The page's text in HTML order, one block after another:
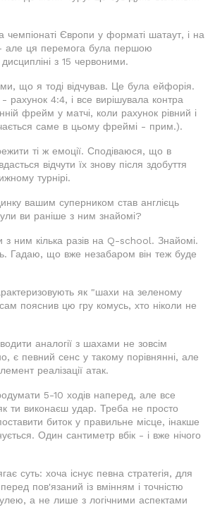
Європи у форматі шатаут, і на
але ця перемога була першою
з 15 червоними.
що я тоді відчував. Це була ейфорія.
рахунок 4:4, і все вирішувала контра
фрейм у матчі, коли рахунок рівний і
саме в цьому фреймі - прим.).
ті ж емоції. Сподіваюся, що в
відчути їх знову після здобуття
турнірі.
вашим суперником став англієць
ви раніше з ним знайомі?
ним кілька разів на Q-school. Знайомі.
Гадаю, що вже незабаром він теж буде
як "шахи на зеленому
пояснив цю гру комусь, хто ніколи не
аналогії з шахами не зовсім
є певний сенс у такому порівнянні, але
реалізації атак.
5-10 ходів наперед, але все
ти виконаєш удар. Треба не просто
биток у правильне місце, інакше
Один сантиметр вбік - і вже нічого
суть: хоча існує певна стратегія, для
пов'язаний із вмінням і точністю
а не лише з логічними аспектами